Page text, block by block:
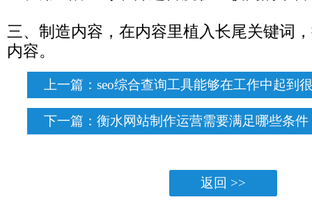
三、制造内容，在内容里植入长尾关键词
内容。
上一篇：seo综合查询工具能够在工作中起到
下一篇：衡水网站制作运营需要满足哪些条件
返回 >>